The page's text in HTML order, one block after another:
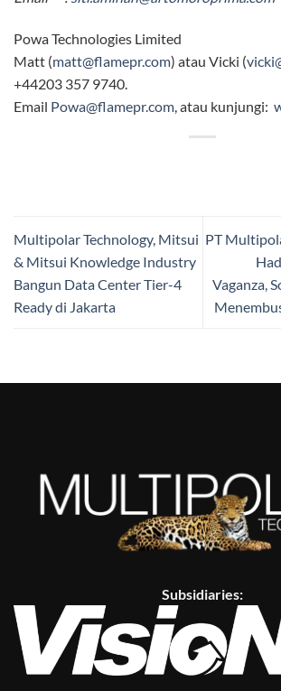
Powa Technologies Limited
Matt (matt@flamepr.com) atau Vicki (
+44203 357 9740.
Email Powa@flamepr.com , atau kunjungi:
Multipolar Technology, Mitsui
& Mitsui Knowledge Industry
Bangun Data Center Tier-4
Ready di Jakarta
PT
Vaganza,
Subsidiaries: